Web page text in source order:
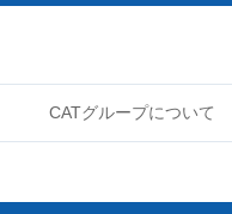
CATグループについて